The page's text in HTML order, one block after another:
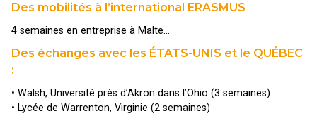
Des mobilités à l’international ERASMUS
4 semaines en entreprise à Malte…
Des échanges avec les ÉTATS-UNIS et le QUÉBEC
:
• Walsh, Université près d’Akron dans l’Ohio (3 semaines)
• Lycée de Warrenton, Virginie (2 semaines)